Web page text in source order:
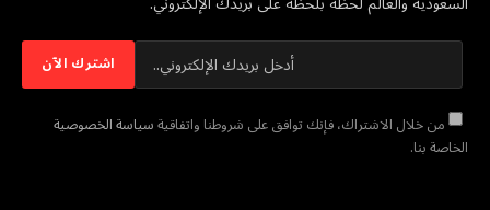
من خلال الاشتراك، فإنك توافق على شروطنا واتفاقيةسياسة الخصوصية
الخاصة بنا.